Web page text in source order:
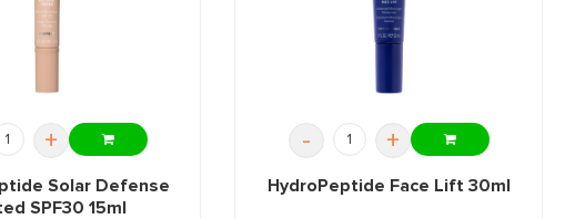
+
Solar Defense
SPF30 15ml
- +
HydroPeptide Face Lift 30ml